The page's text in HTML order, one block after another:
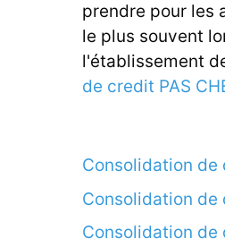
prendre pour les
le plus souvent
l'établissement
de credit PAS
Consolidation de
Consolidation de
Consolidation de